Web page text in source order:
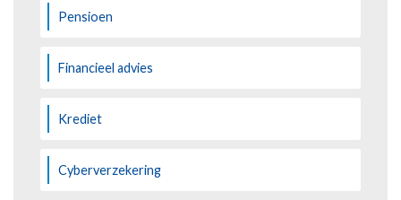
Pensioen
Financieel advies
Krediet
Cyberverzekering